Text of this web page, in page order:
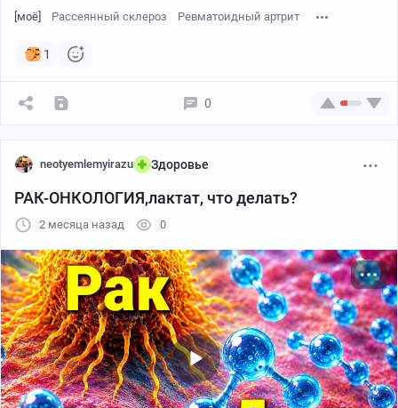
[моё] Рассеянный склероз Ревматоидный артрит
1
0
neotyemlemyirazu Здоровье
РАК-ОНКОЛОГИЯ,лактат, что делать?
2 месяца назад 0